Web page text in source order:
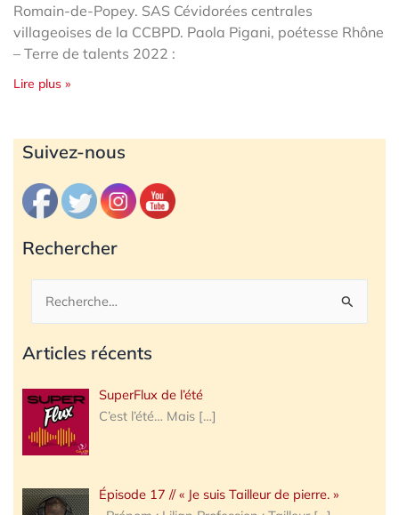
Romain-de-Popey. SAS Cévidorées centrales
villageoises de la CCBPD. Paola Pigani, poétesse Rhône
– Terre de talents 2022 :
Lire plus »
Suivez-nous
Rechercher
Rechercher :
Articles récents
SuperFlux de l’été
C’est l’été… Mais […]
Épisode 17 // « Je suis Tailleur de pierre. »
Archives